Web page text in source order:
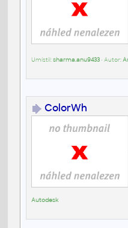
Umístil:sharma.anu9433• Autor:
ColorWh
Autodesk